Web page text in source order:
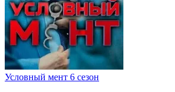
Условный мент 6 сезон